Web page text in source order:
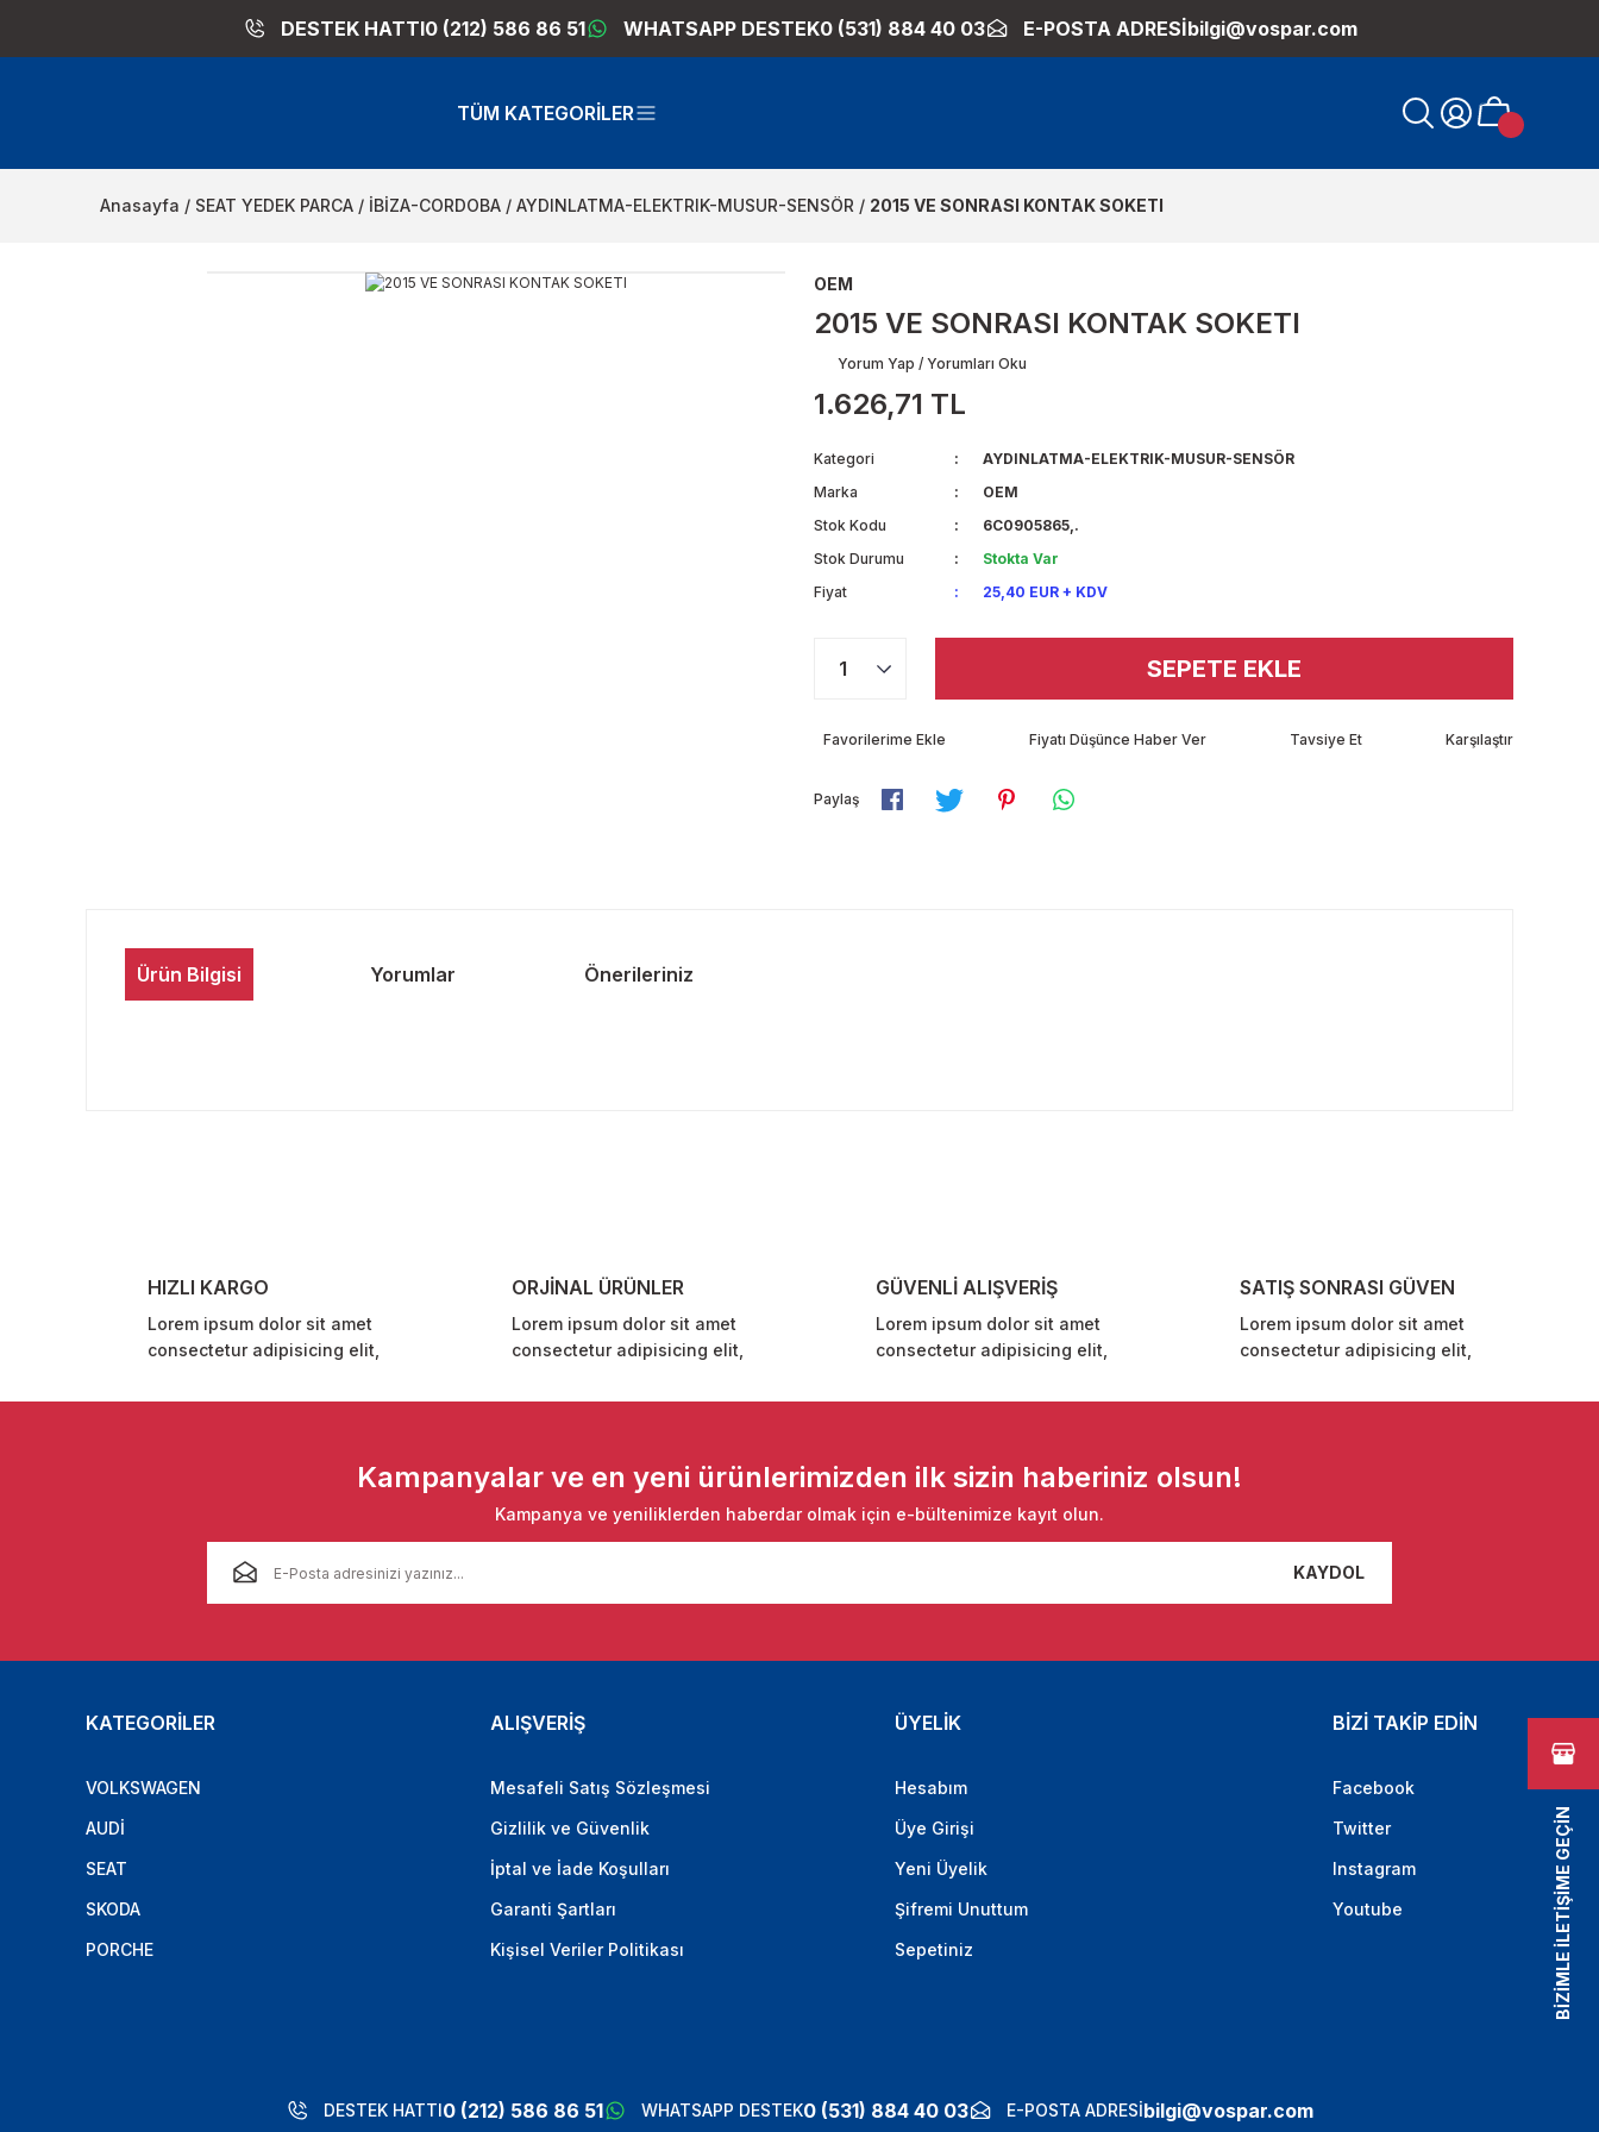
DESTEK HATTI0 (212) 586 86 51 WHATSAPP DESTEK0 (531) 884 40 03 E-POSTA ADRESİbilgi@vospar.com
TÜM KATEGORİLER
Anasayfa SEAT YEDEK PARCA İBİZA-CORDOBA AYDINLATMA-ELEKTRIK-MUSUR-SENSÖR 2015 VE SONRASI KONTAK SOKETI
OEM
2015 VE SONRASI KONTAK SOKETI
Yorum Yap / Yorumları Oku
1.626,71 TL
Kategori
AYDINLATMA-ELEKTRIK-MUSUR-SENSÖR
Marka
OEM
Stok Kodu
6C0905865,.
Stok Durumu
Stokta Var
Fiyat
25,40 EUR + KDV
SEPETE EKLE
Fiyatı Düşünce Haber Ver Tavsiye Et Karşılaştır
Paylaş
Ürün Bilgisi Yorumlar Önerileriniz
Bu ürüne benzer farklı alternatifler olmalı.
HIZLI KARGO
Lorem ipsum dolor sit amet
consectetur adipisicing elit,
ORJİNAL ÜRÜNLER
Lorem ipsum dolor sit amet
consectetur adipisicing elit,
GÜVENLİ ALIŞVERİŞ
Lorem ipsum dolor sit amet
consectetur adipisicing elit,
SATIŞ SONRASI GÜVEN
Lorem ipsum dolor sit amet
consectetur adipisicing elit,
Kampanyalar ve en yeni ürünlerimizden ilk sizin haberiniz olsun!
Kampanya ve yeniliklerden haberdar olmak için e-bültenimize kayıt olun.
KAYDOL
KATEGORİLER
VOLKSWAGEN
AUDİ
SEAT
SKODA
PORCHE
ALIŞVERİŞ
Mesafeli Satış Sözleşmesi
Gizlilik ve Güvenlik
İptal ve İade Koşulları
Garanti Şartları
Kişisel Veriler Politikası
ÜYELİK
Hesabım
Üye Girişi
Yeni Üyelik
Şifremi Unuttum
Sepetiniz
BİZİ TAKİP EDİN
Facebook
Twitter
Instagram
Youtube
DESTEK HATTI0 (212) 586 86 51 WHATSAPP DESTEK0 (531) 884 40 03 E-POSTA ADRESİbilgi@vospar.com
BİZİMLE İLETİŞİME GEÇİN